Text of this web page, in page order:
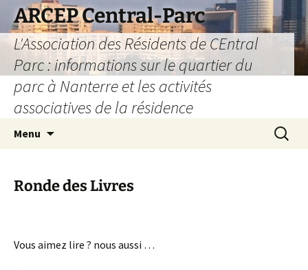
Aller
contenu
ARCEP Central-Parc
L'Association des Résidents de CEntral
Parc : informations sur le quartier du
parc à Nanterre et les activités
associatives de la résidence
Menu
Ronde des Livres
Vous aimez lire ? nous aussi …